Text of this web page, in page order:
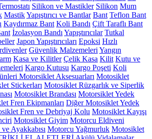
Silikon ve Mastikler Silikon Mum
MastikYapıştırıcı ve Bantlar Bant Teflon Bant
Kaydırmaz Bant Koli Bandı Çift Taraflı Bant
İzolasyon Bandı Yapıştırıcılar Tutkal
Japon Yapıştırıcıları Epoksi Hızlı
Güvenlik Malzemeleri Yangın
Kasa ve Kilitler Çelik Kasa Kilit Kutu ve
Kargo Kutusu Kargo Poşeti Koli
Motorsiklet Aksesuarları Motosiklet
Stickerları Motosiklet Rüzgarlık ve Siperlik
Motosiklet Brandası Motorsiklet Yedek
Fren Ekipmanları Diğer Motosiklet Yedek
Fren ve Debriyaj Kolu Motosiklet Kayışı
Motosiklet Giyim Motorcu Eldiveni
Ayakkabısı Motorcu Yağmurluk Motosiklet